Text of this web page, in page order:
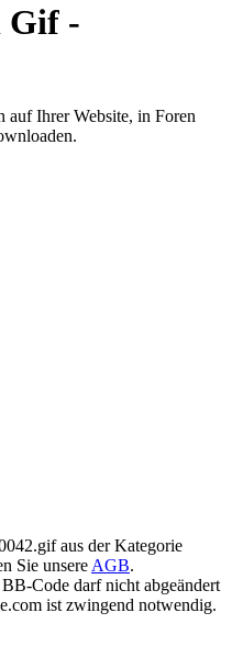
Gif -
auf Ihrer Website, in Foren
aus der Kategorie
Sie unsere AGB.
Code darf nicht abgeändert
ist zwingend notwendig.